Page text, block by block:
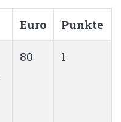
Euro Punkte
80 1